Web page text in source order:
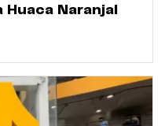
Naranjal